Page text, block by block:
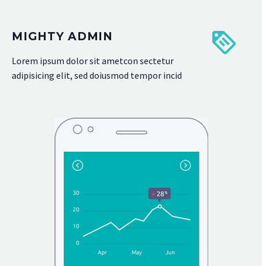
MIGHTY ADMIN
Lorem ipsum dolor sit ametcon sectetur
adipisicing elit, sed doiusmod tempor incid